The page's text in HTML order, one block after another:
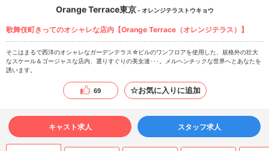
Orange Terrace東京- オレンジテラストウキョウ
歌舞伎町きってのオシャレな店内【Orange Terrace（オレンジテラス）】
そこはまるで西洋のオシャレなガーデンテラス☆ビルのワンフロアを使用した、規格外の壮大
なスケール＆ゴージャスな店内、選りすぐりの美女達･･･。メルヘンチックな世界へとあなたを
誘います。
69 ☆お気に入りに追加
キャスト求人 スタッフ求人